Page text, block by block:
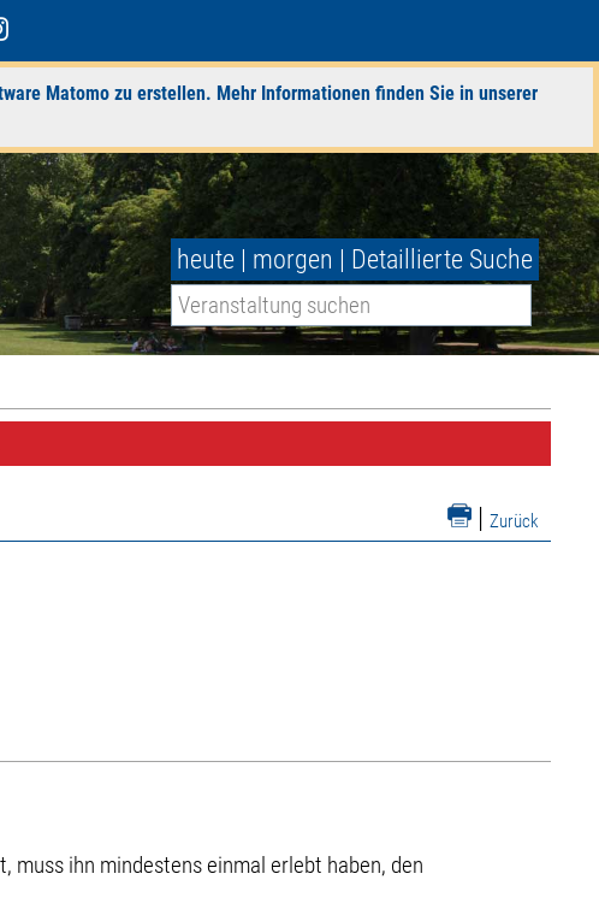
Matomo zu erstellen. Mehr Informationen finden Sie in unserer
heute | morgen | Detaillierte Suche
| Zurück
muss ihn mindestens einmal erlebt haben, den